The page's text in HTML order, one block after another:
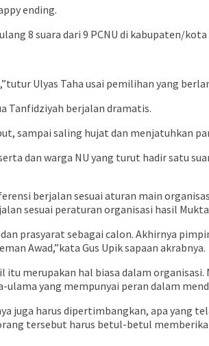
ending.
8 suara dari 9 PCNU di kabupaten/kota
Ulyas Taha usai pemilihan yang
Tanfidziyah berjalan dramatis.
sampai saling hujat dan menjatuhkan
dan warga NU yang turut hadir satu
berjalan sesuai aturan main
sesuai peraturan organisasi hasil
prasyarat sebagai calon. Akhirnya
Awad,”kata Gus Upik sapaan akrabnya.
merupakan hal biasa dalam
yang mempunyai peran dalam
juga harus dipertimbangkan, apa yang
tersebut harus betul-betul